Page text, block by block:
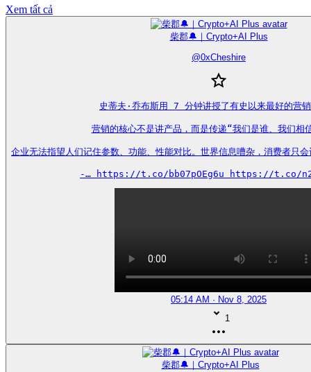
Xem tất cả
柴郡🔔｜Crypto+AI Plus
@0xCheshire
史蒂夫·乔布斯用 7 分钟讲授了有史以来最好的营
营销的核心不是讲产品，而是传递“我们是谁、我们相
企业无法指望人们记住参数、功能、性能对比。世界信息嘈杂，消费者只
-… https://t.co/bb07pOEg6u https://t.co/
05:14 AM · Nov 8, 2025
1
柴郡🔔｜Crypto+AI Plus